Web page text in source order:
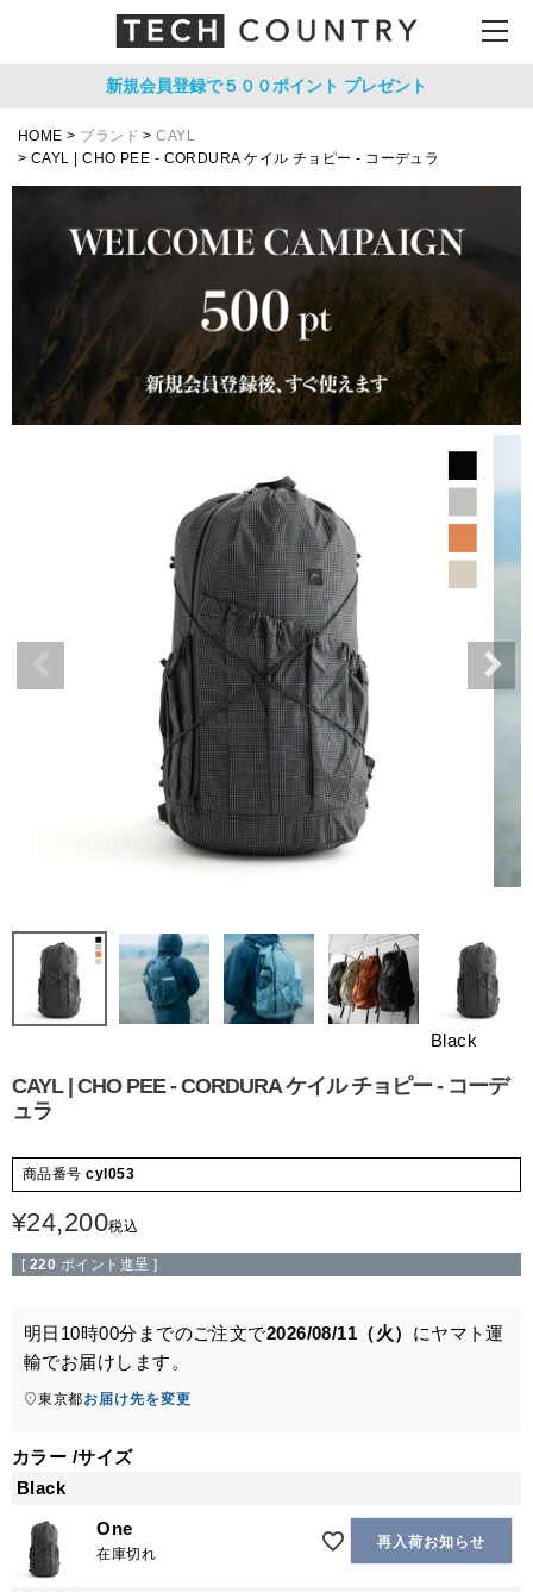
新規会員登録で５００ポイント プレゼント
HOME ブランド
CAYL
CAYL | CHO PEE - CORDURA ケイル チョピー - コーデュラ
Black
CAYL | CHO PEE - CORDURA ケイル チョピー - コーデ
ュラ
商品番号 cyl053
¥24,200税込
[ 220 ポイント進呈 ]
明日 10時00分 までのご注文で2026/08/11（火） にヤマト運
輸でお届けします。
東京都お届け先を変更
カラー サイズ
Black
One
在庫切れ
再入荷お知らせ